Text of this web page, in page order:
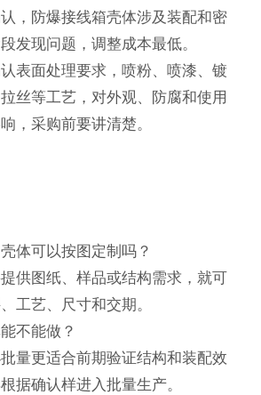
，防爆接线箱壳体涉及装配和密
发现问题，调整成本最低。
表面处理要求，喷粉、喷漆、镀
丝等工艺，对外观、防腐和使用
，采购前要讲清楚。
体可以按图定制吗？
供图纸、样品或结构需求，就可
工艺、尺寸和交期。
不能做？
量更适合前期验证结构和装配效
据确认样进入批量生产。